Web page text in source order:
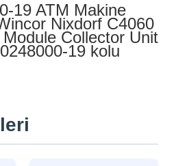
19 ATM Makine
Nixdorf C4060
Collector Unit
19 kolu